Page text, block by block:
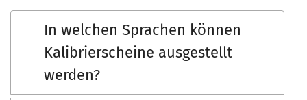
In welchen Sprachen können
Kalibrierscheine ausgestellt
werden?